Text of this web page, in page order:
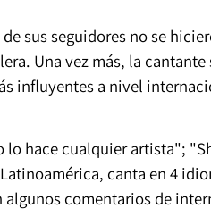
sus seguidores no se
Una vez más, la
influyentes a nivel
lo hace cualquier artista";
canta en 4
comentarios de